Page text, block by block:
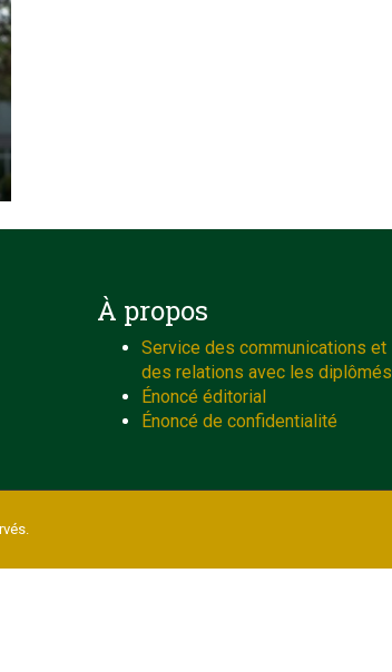
À propos
Service des communications et
des relations avec les diplômés
Énoncé éditorial
Énoncé de confidentialité